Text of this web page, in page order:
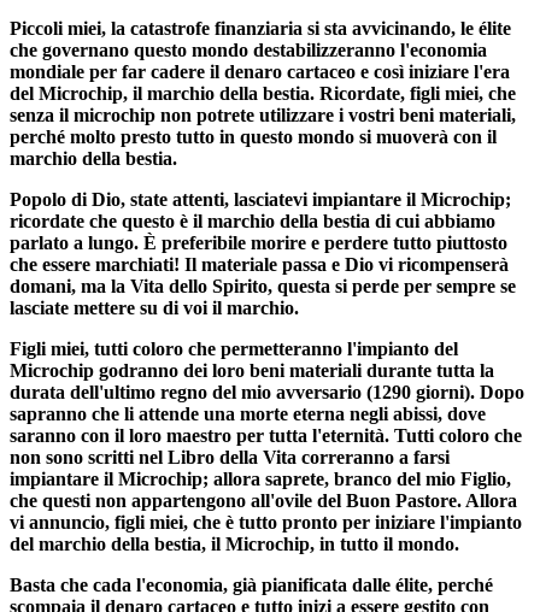
Piccoli miei, la catastrofe finanziaria si sta avvicinando, le élite
che governano questo mondo destabilizzeranno l'economia
mondiale per far cadere il denaro cartaceo e così iniziare l'era
del Microchip, il marchio della bestia. Ricordate, figli miei, che
senza il microchip non potrete utilizzare i vostri beni materiali,
perché molto presto tutto in questo mondo si muoverà con il
marchio della bestia.
Popolo di Dio, state attenti, lasciatevi impiantare il Microchip;
ricordate che questo è il marchio della bestia di cui abbiamo
parlato a lungo. È preferibile morire e perdere tutto piuttosto
che essere marchiati! Il materiale passa e Dio vi ricompenserà
domani, ma la Vita dello Spirito, questa si perde per sempre se
lasciate mettere su di voi il marchio.
Figli miei, tutti coloro che permetteranno l'impianto del
Microchip godranno dei loro beni materiali durante tutta la
durata dell'ultimo regno del mio avversario (1290 giorni). Dopo
sapranno che li attende una morte eterna negli abissi, dove
saranno con il loro maestro per tutta l'eternità. Tutti coloro che
non sono scritti nel Libro della Vita correranno a farsi
impiantare il Microchip; allora saprete, branco del mio Figlio,
che questi non appartengono all'ovile del Buon Pastore. Allora
vi annuncio, figli miei, che è tutto pronto per iniziare l'impianto
del marchio della bestia, il Microchip, in tutto il mondo.
Basta che cada l'economia, già pianificata dalle élite, perché
scompaia il denaro cartaceo e tutto inizi a essere gestito con